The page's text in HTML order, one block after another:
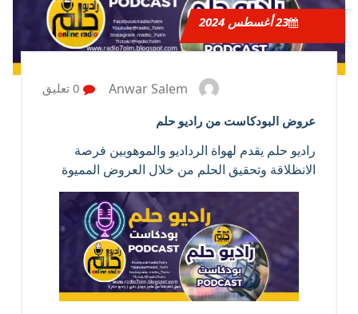
23أغسطس 2024
Anwar Salem 0 تعليق
عروض البودكاست من راديو حلم
راديو حلم يقدم لهواة الرداديو والموهوبين فرصة
الانظلاقة وتحقيق الحلم من خلال العروض المميوة